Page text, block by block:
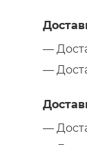
—
—
—